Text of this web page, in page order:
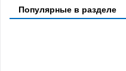
Популярные в разделе